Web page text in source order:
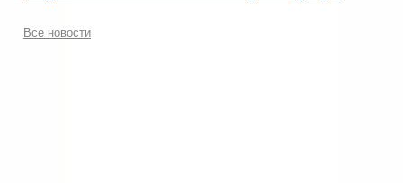
Все новости